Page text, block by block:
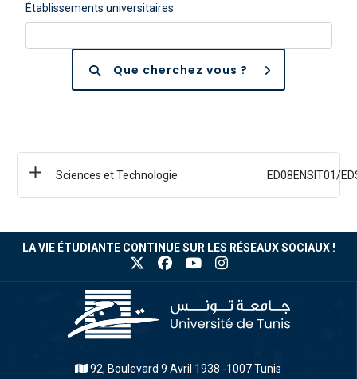
Établissements universitaires
Que cherchez vous ?
Sciences et Technologie ED08ENSIT01/
LA VIE ÉTUDIANTE CONTINUE SUR LES RÉSEAUX SOCIAUX !
92, Boulevard 9 Avril 1938 -1007 Tunis